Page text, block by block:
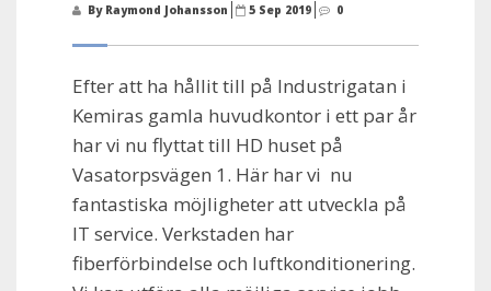
By Raymond Johansson 5 Sep 2019 0
Efter att ha hållit till på Industrigatan i
Kemiras gamla huvudkontor i ett par år
har vi nu flyttat till HD huset på
Vasatorpsvägen 1. Här har vi nu
fantastiska möjligheter att utveckla på
IT service. Verkstaden har
fiberförbindelse och luftkonditionering.